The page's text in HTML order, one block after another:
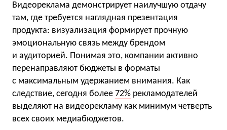
Видеореклама демонстрирует наилучшую отдачу
там, где требуется наглядная презентация
продукта: визуализация формирует прочную
эмоциональную связь между брендом
и аудиторией. Понимая это, компании активно
перенаправляют бюджеты в форматы
с максимальным удержанием внимания. Как
следствие, сегодня более 72% рекламодателей
выделяют на видеорекламу как минимум четверть
всех своих медиабюджетов.